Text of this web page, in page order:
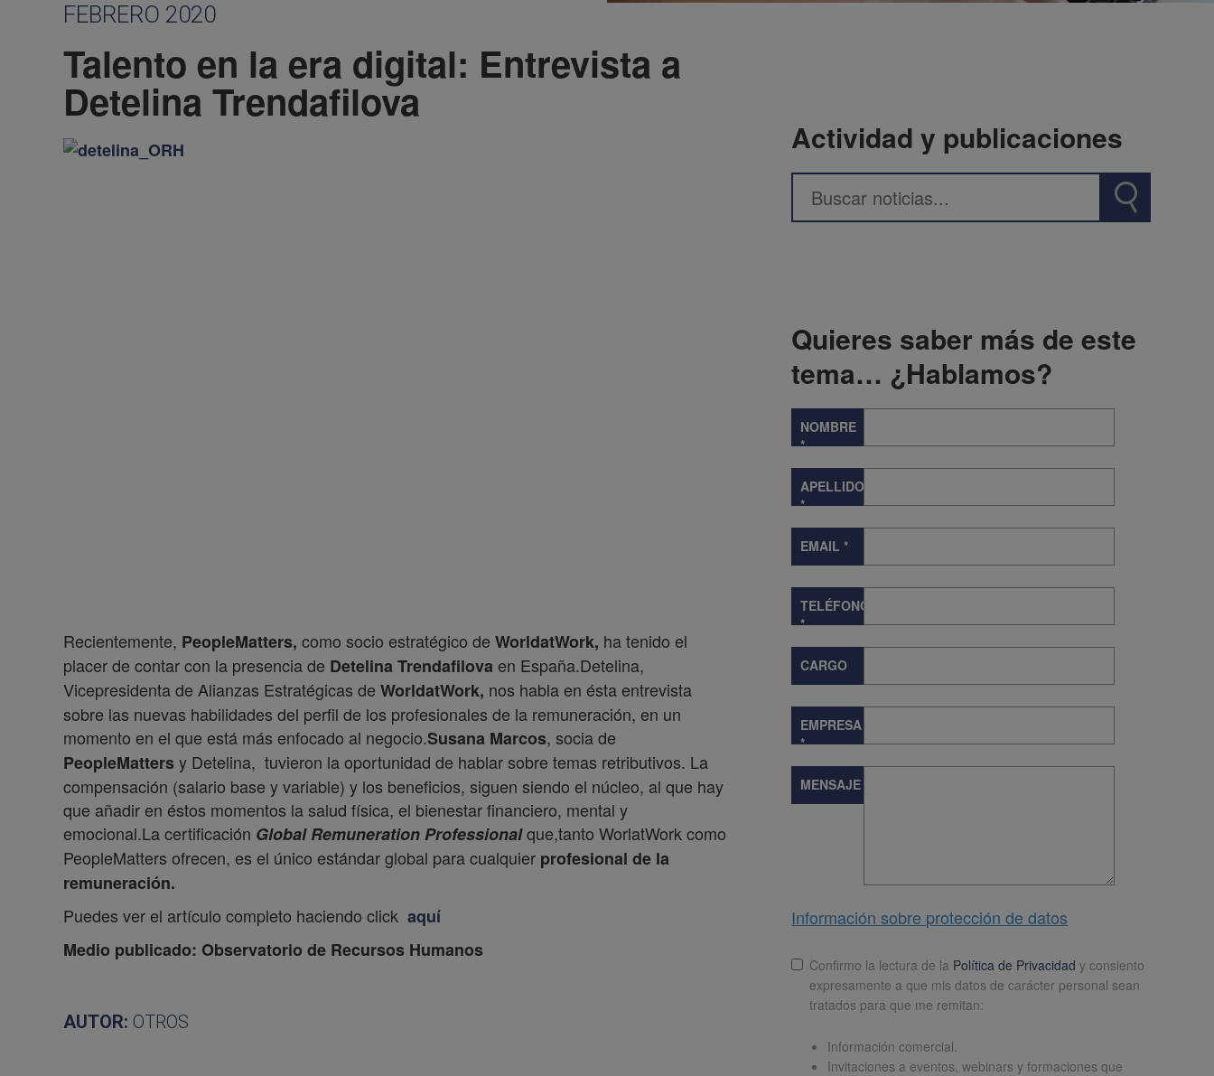
FEBRERO 2020
Talento en la era digital: Entrevista a
Detelina Trendafilova
Recientemente, PeopleMatters, como socio estratégico de WorldatWork, ha tenido el
placer de contar con la presencia de Detelina Trendafilova en España.Detelina,
Vicepresidenta de Alianzas Estratégicas de WorldatWork, nos habla en ésta entrevista
sobre las nuevas habilidades del perfil de los profesionales de la remuneración, en un
momento en el que está más enfocado al negocio.Susana Marcos, socia de
PeopleMattersy Detelina, tuvieron la oportunidad de hablar sobre temas retributivos. La
compensación (salario base y variable) y los beneficios, siguen siendo el núcleo, al que hay
que añadir en éstos momentos la salud física, el bienestar financiero, mental y
emocional.La certificación Global Remuneration Professionalque,tanto WorlatWork como
PeopleMatters ofrecen, es el único estándar global para cualquier profesional de la
remuneración.
Puedes ver el artículo completo haciendo click aquí
Medio publicado: Observatorio de Recursos Humanos
AUTOR: OTROS
Actividad y publicaciones
Quieres saber más de este
tema… ¿Hablamos?
NOMBRE
*
APELLIDOS
*
EMAIL*
TELÉFONO
*
CARGO
EMPRESA
*
MENSAJE
Información sobre protección de datos
LopdConfirmo la lectura de la Política de Privacidad y consiento
expresamente a que mis datos de carácter personal sean
tratados para que me remitan:
Información comercial.
Invitaciones a eventos, webinars y formaciones que